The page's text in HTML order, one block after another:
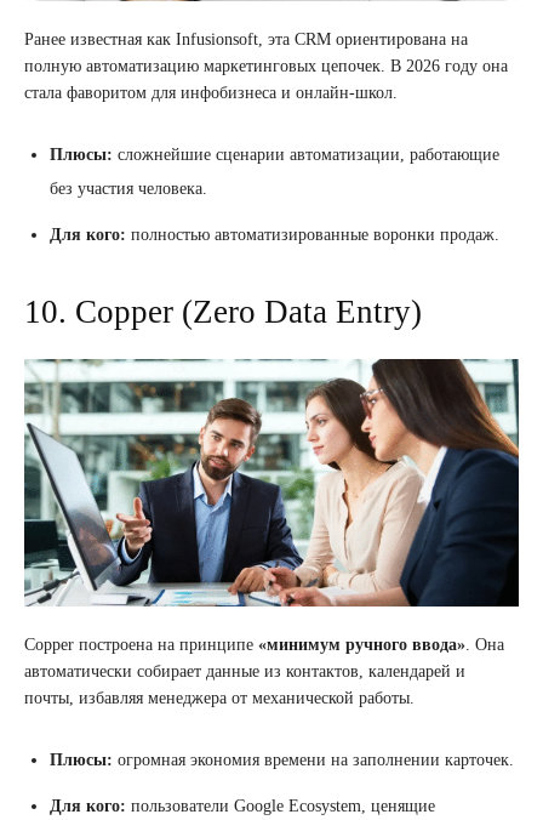
Ранее известная как Infusionsoft, эта CRM ориентирована на
полную автоматизацию маркетинговых цепочек. В 2026 году она
стала фаворитом для инфобизнеса и онлайн-школ.
Плюсы: сложнейшие сценарии автоматизации, работающие
без участия человека.
Для кого: полностью автоматизированные воронки продаж.
10. Copper (Zero Data Entry)
Copper построена на принципе «минимум ручного ввода» . Она
автоматически собирает данные из контактов, календарей и
почты, избавляя менеджера от механической работы.
Плюсы: огромная экономия времени на заполнении карточек.
Для кого: пользователи Google Ecosystem, ценящие